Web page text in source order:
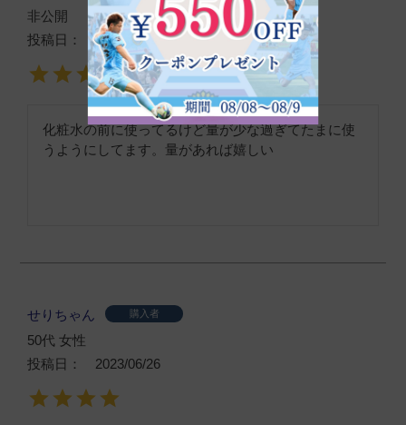
非公開
投稿日
2023/07/29
化粧水の前に使ってるけど量が少な過ぎてたまに使
うようにしてます。量があれば嬉しい
せりちゃん 購入者
50代 女性
投稿日
2023/06/26